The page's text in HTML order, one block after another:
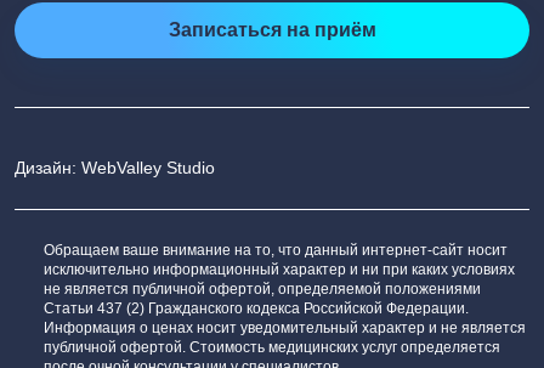
Записаться на приём
Дизайн: WebValley Studio
Обращаем ваше внимание на то, что данный интернет-сайт носит
исключительно информационный характер и ни при каких условиях
не является публичной офертой, определяемой положениями
Статьи 437 (2) Гражданского кодекса Российской Федерации.
Информация о ценах носит уведомительный характер и не является
публичной офертой. Стоимость медицинских услуг определяется